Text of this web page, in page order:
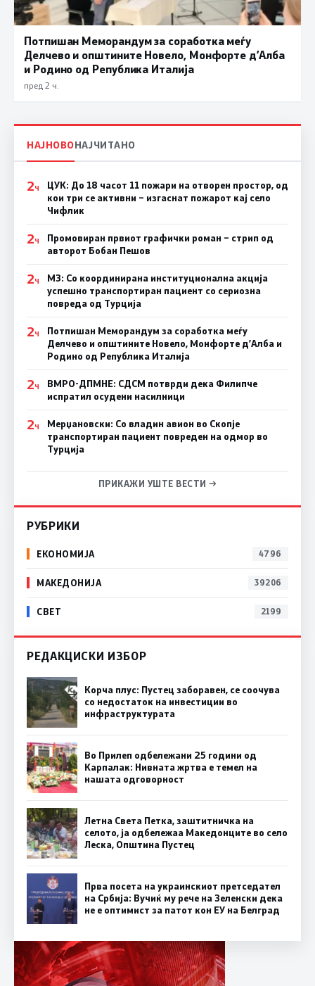
Потпишан Меморандум за соработка меѓу
Делчево и општините Новело, Монфорте д’Алба
и Родино од Република Италија
пред 2 ч.
НАЈНОВОНАЈЧИТАНО
2Ч
ЦУК: До 18 часот 11 пожари на отворен простор, од
кои три се активни – изгаснат пожарот кај село
Чифлик
2Ч
Промовиран првиот графички роман – стрип од
авторот Бобан Пешов
2Ч
МЗ: Со координирана институционална акција
успешно транспортиран пациент со сериозна
повреда од Турција
2Ч
Потпишан Меморандум за соработка меѓу
Делчево и општините Новело, Монфорте д’Алба и
Родино од Република Италија
2Ч
ВМРО-ДПМНЕ: СДСM потврди дека Филипче
испратил осудени насилници
2Ч
Мерџановски: Со владин авион во Скопје
транспортиран пациент повреден на одмор во
Турција
ПРИКАЖИ УШТЕ ВЕСТИ →
РУБРИКИ
ЕКОНОМИЈА 4796
МАКЕДОНИЈА 39206
СВЕТ 2199
РЕДАКЦИСКИ ИЗБОР
Корча плус: Пустец заборавен, се соочува
со недостаток на инвестиции во
инфраструктурата
Во Прилеп одбележани 25 години од
Карпалак: Нивната жртва е темел на
нашата одговорност
Летна Света Петка, заштитничка на
селото, ја одбележаа Македонците во село
Леска, Општина Пустец
Прва посета на украинскиот претседател
на Србија: Вучиќ му рече на Зеленски дека
не е оптимист за патот кон ЕУ на Белград